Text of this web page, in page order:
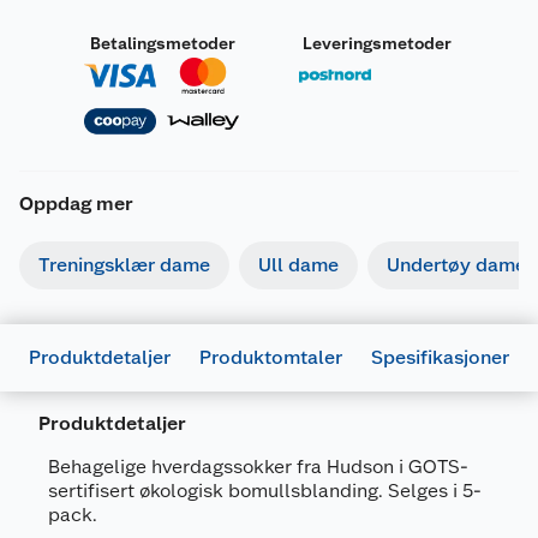
Betalingsmetoder Leveringsmetoder
Oppdag mer
Treningsklær dame Ull dame Undertøy dame
Produktdetaljer Produktomtaler Spesifikasjoner
Produktdetaljer
Behagelige hverdagssokker fra Hudson i GOTS-
sertifisert økologisk bomullsblanding. Selges i 5-
pack.
Generelt
Artikkelnummer
7025180671027
Leverandørens
artikkelnummer